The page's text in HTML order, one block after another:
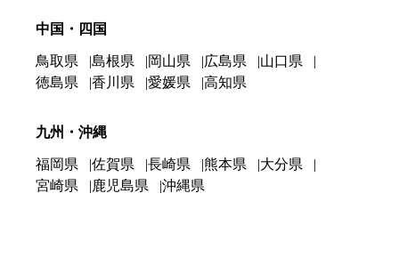
中国・四国
鳥取県 島根県 岡山県 広島県
山口県
徳島県
香川県 愛媛県 高知県
九州・沖縄
福岡県 佐賀県 長崎県 熊本県
大分県
宮崎県
鹿児島県 沖縄県